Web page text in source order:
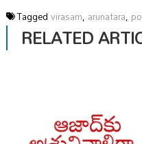
Taggedvirasam, arunatara,
RELATED